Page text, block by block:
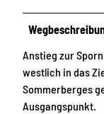
Anstieg zur
westlich in das
Sommerberges
Ausgangspunkt.